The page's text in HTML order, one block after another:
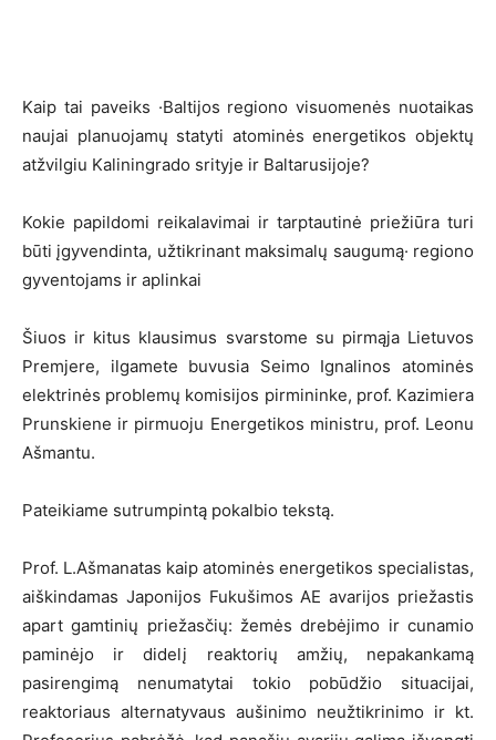
Kaip tai paveiks ·Baltijos regiono visuomenės nuotaikas
naujai planuojamų statyti atominės energetikos objektų
atžvilgiu Kaliningrado srityje ir Baltarusijoje?
Kokie papildomi reikalavimai ir tarptautinė priežiūra turi
būti įgyvendinta, užtikrinant maksimalų saugumą· regiono
gyventojams ir aplinkai
Šiuos ir kitus klausimus svarstome su pirmąja Lietuvos
Premjere, ilgamete buvusia Seimo Ignalinos atominės
elektrinės problemų komisijos pirmininke, prof. Kazimiera
Prunskiene ir pirmuoju Energetikos ministru, prof. Leonu
Ašmantu.
Pateikiame sutrumpintą pokalbio tekstą.
Prof. L.Ašmanatas kaip atominės energetikos specialistas,
aiškindamas Japonijos Fukušimos AE avarijos priežastis
apart gamtinių priežasčių: žemės drebėjimo ir cunamio
paminėjo ir didelį reaktorių amžių, nepakankamą
pasirengimą nenumatytai tokio pobūdžio situacijai,
reaktoriaus alternatyvaus aušinimo neužtikrinimo ir kt.